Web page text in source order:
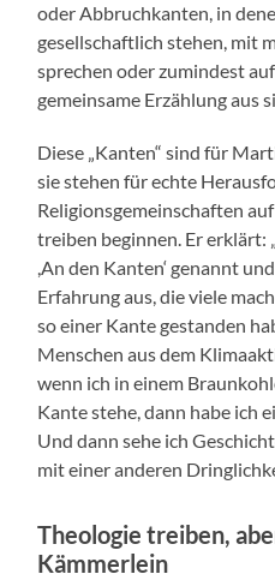
oder Abbruchkanten, in
gesellschaftlich stehen, mit
sprechen oder zumindest
gemeinsame Erzählung aus
Diese „Kanten“ sind für
sie stehen für echte
Religionsgemeinschaften
treiben beginnen. Er erklärt:
,An den Kanten‘ genannt
Erfahrung aus, die viele
so einer Kante gestanden
Menschen aus dem
wenn ich in einem
Kante stehe, dann habe ich
Und dann sehe ich
mit einer anderen
Theologie treiben,
Kämmerlein